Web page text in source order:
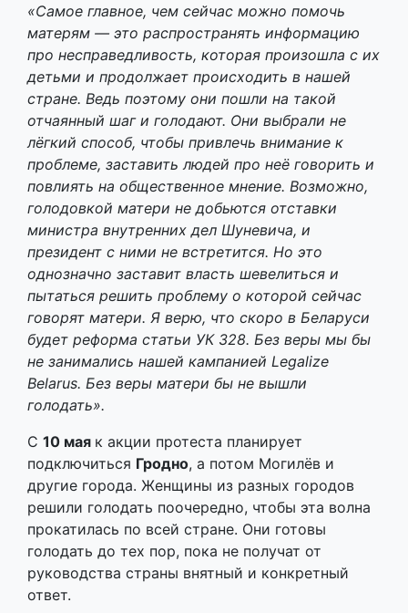
«Самое главное, чем сейчас можно помочь
матерям — это распространять информацию
про несправедливость, которая произошла с их
детьми и продолжает происходить в нашей
стране. Ведь поэтому они пошли на такой
отчаянный шаг и голодают. Они выбрали не
лёгкий способ, чтобы привлечь внимание к
проблеме, заставить людей про неё говорить и
повлиять на общественное мнение. Возможно,
голодовкой матери не добьются отставки
министра внутренних дел Шуневича, и
президент с ними не встретится. Но это
однозначно заставит власть шевелиться и
пытаться решить проблему о которой сейчас
говорят матери. Я верю, что скоро в Беларуси
будет реформа статьи УК 328. Без веры мы бы
не занимались нашей кампанией Legalize
Belarus. Без веры матери бы не вышли
голодать».
С 10 мая к акции протеста планирует
подключиться Гродно, а потом Могилёв и
другие города. Женщины из разных городов
решили голодать поочередно, чтобы эта волна
прокатилась по всей стране. Они готовы
голодать до тех пор, пока не получат от
руководства страны внятный и конкретный
ответ.